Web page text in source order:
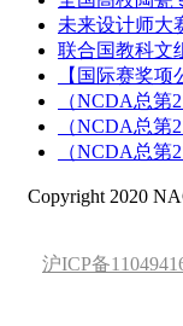
未来设计师大
联合国教科文
【国际赛奖
（NCDA总第
（NCDA总第
（NCDA总第
Copyright 2020
沪ICP备